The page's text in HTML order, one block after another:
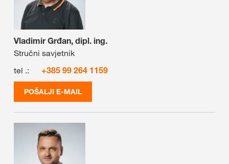
Vladimir Grđan, dipl. ing.
Stručni savjetnik
tel .:
+385 99 264 1159
POŠALJI E-MAIL